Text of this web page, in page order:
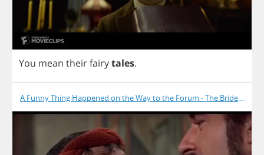
You mean theirfairytales.
A Funny Thing Happened on the Way to the Forum - The Bride Is